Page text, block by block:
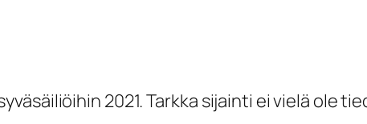
2021. Tarkka sijainti ei vielä ole